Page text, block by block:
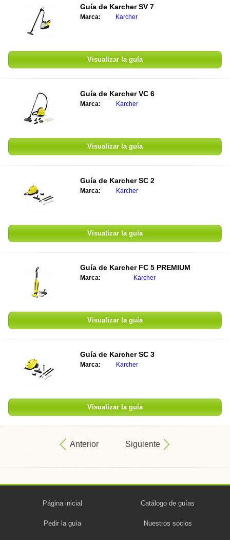
Guía de Karcher SV 7
Marca: Karcher
Visualizar la guía
Guía de Karcher VC 6
Marca: Karcher
Visualizar la guía
Guía de Karcher SC 2
Marca: Karcher
Visualizar la guía
Guía de Karcher FC 5 PREMIUM
Marca: Karcher
Visualizar la guía
Guía de Karcher SC 3
Marca: Karcher
Visualizar la guía
Anterior Siguiente
Página inicial Catálogo de guías
Pedir la guía Nuestros socios